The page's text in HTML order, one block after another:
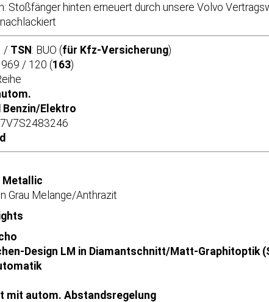
Stoßfänger hinten erneuert durch unsere Volvo
/ TSN : BUO (für Kfz-Versicherung)
/ 120 (163)
Benzin/Elektro
Metallic
Grau Melange/Anthrazit
Design LM in Diamantschnitt/Matt-Graphitoptik
mit autom. Abstandsregelung